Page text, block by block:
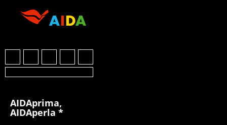
AIDAprima,
AIDAperla *